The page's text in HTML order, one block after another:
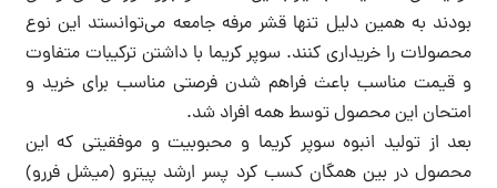
بودند به همین دلیل تنها قشر مرفه جامعه می‌توانستد این نوع
محصولات را خریداری کنند. سوپر کریما با داشتن ترکیبات متفاوت
و قیمت مناسب باعث فراهم شدن فرصتی مناسب برای خرید و
امتحان این محصول توسط همه افراد شد.
بعد از تولید انبوه سوپر کریما و محبوبیت و موفقیتی که این
محصول در بین همگان کسب کرد پسر ارشد پیترو (میشل فررو)